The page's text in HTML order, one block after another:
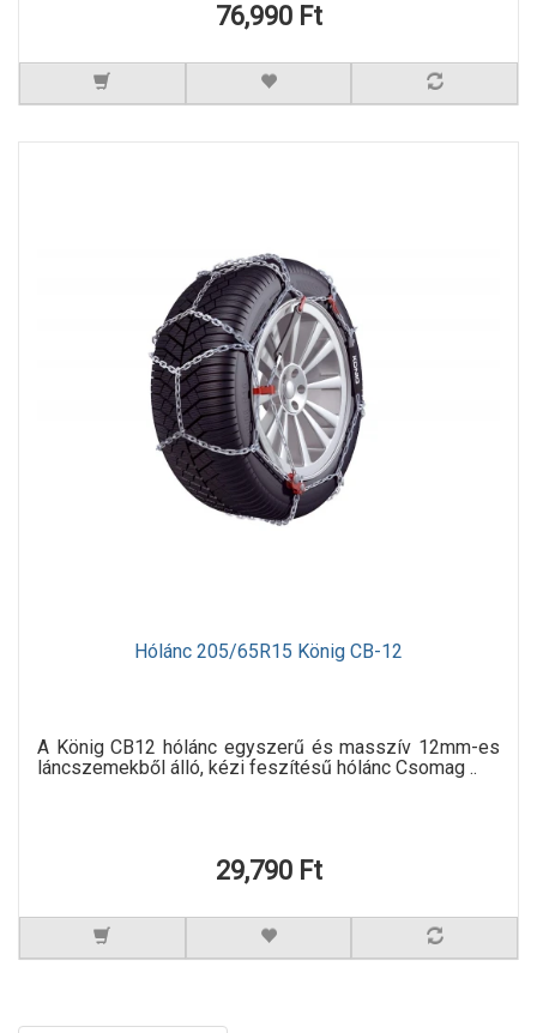
76,990 Ft
Hólánc 205/65R15 König CB-12
A König CB12 hólánc egyszerű és masszív 12mm-es
láncszemekből álló, kézi feszítésű hólánc Csomag ..
29,790 Ft